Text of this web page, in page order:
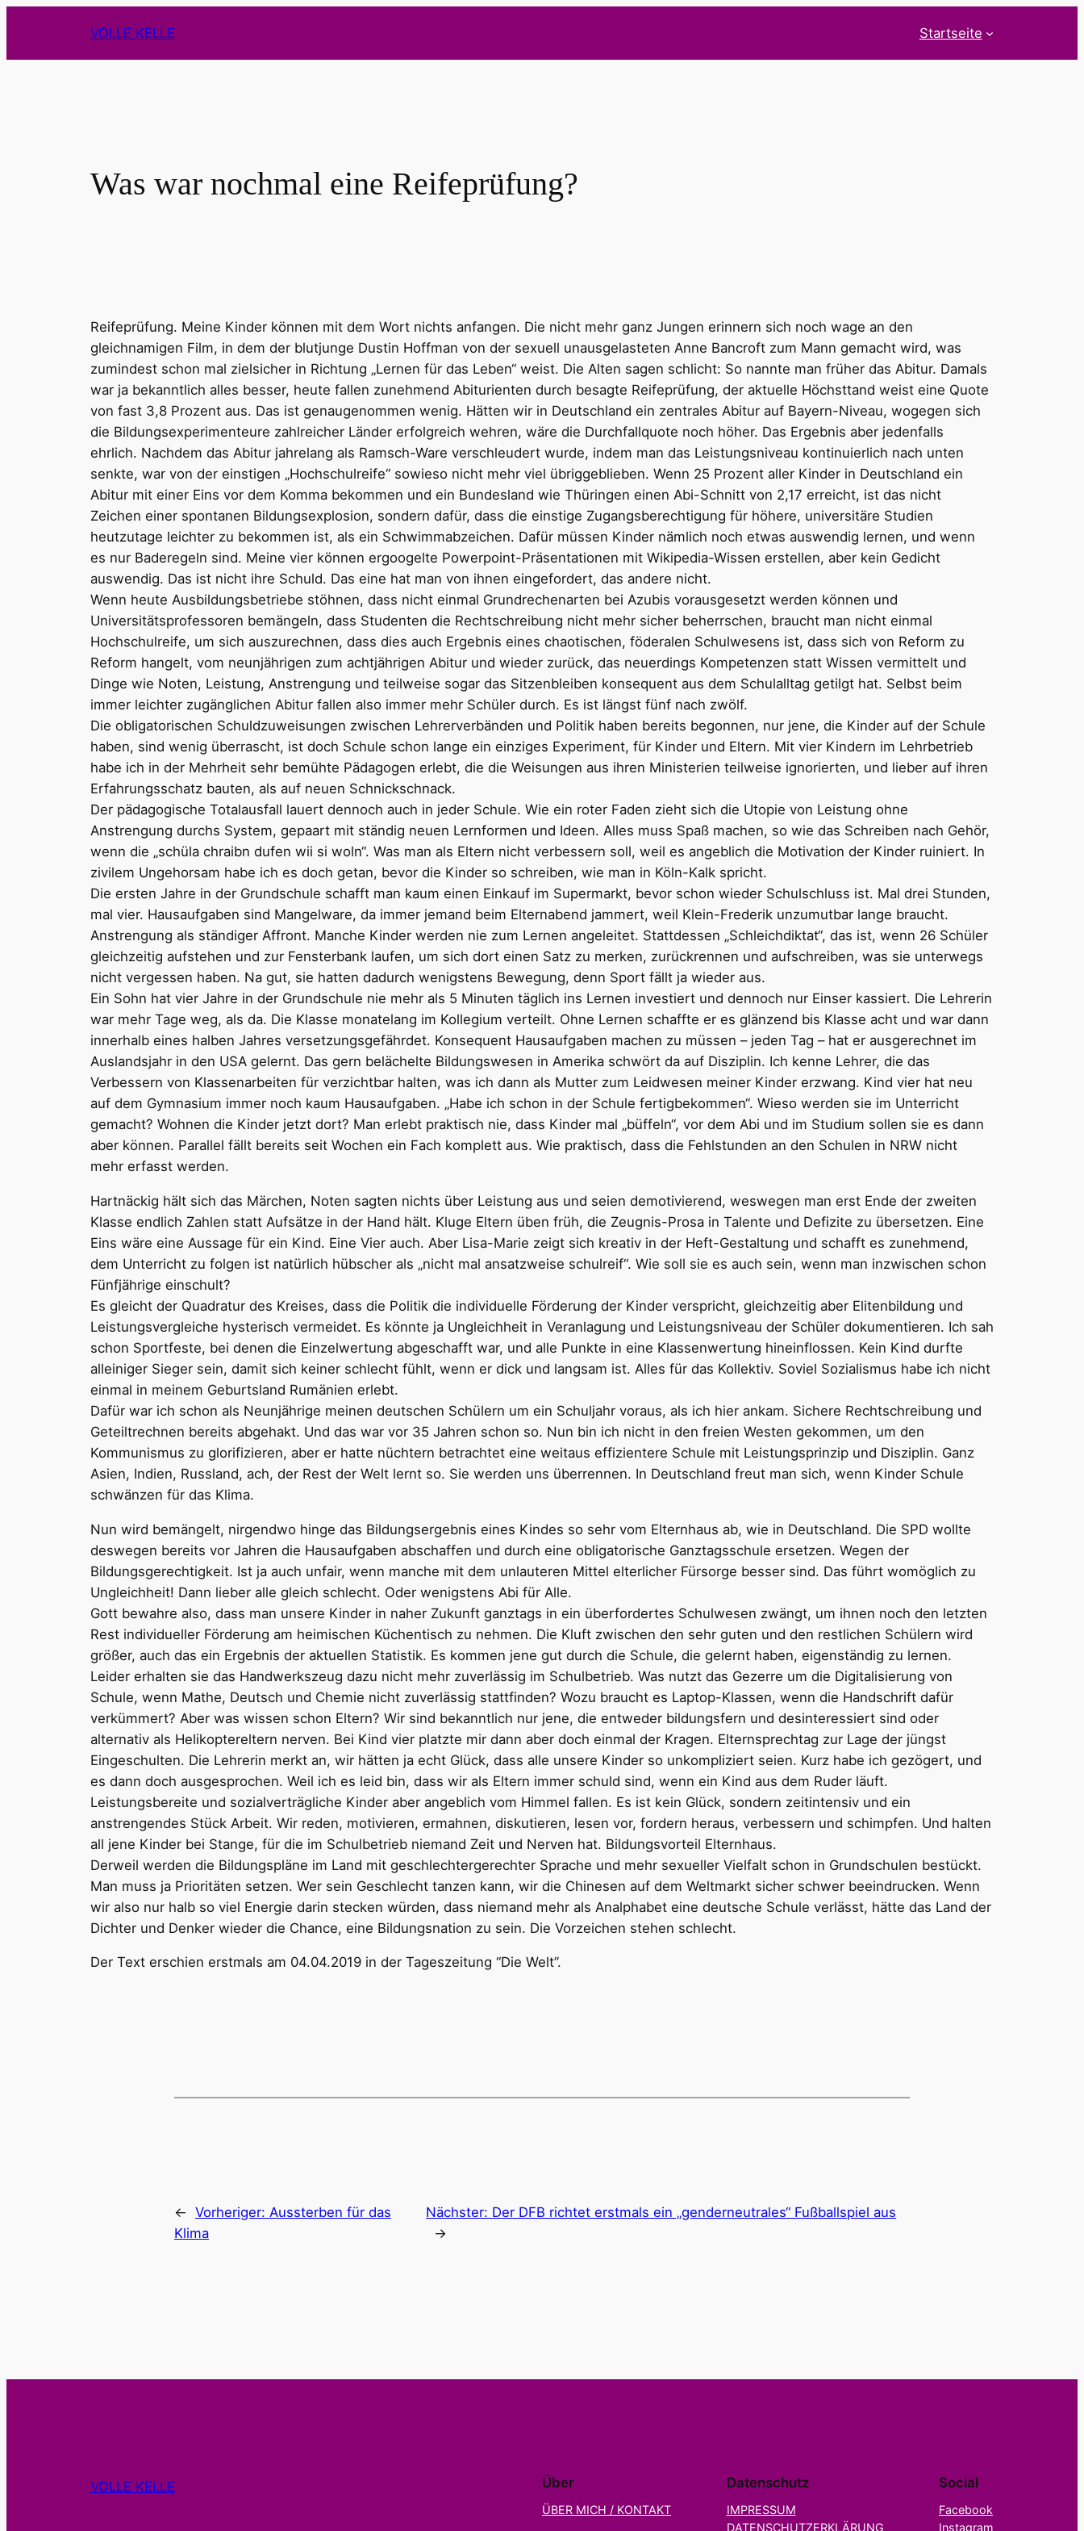
springen
VOLLE KELLE Startseite
Was war nochmal eine Reifeprüfung?
Reifeprüfung. Meine Kinder können mit dem Wort nichts anfangen. Die nicht mehr ganz Jungen erinnern sich noch wage an den
gleichnamigen Film, in dem der blutjunge Dustin Hoffman von der sexuell unausgelasteten Anne Bancroft zum Mann gemacht wird, was
zumindest schon mal zielsicher in Richtung „Lernen für das Leben“ weist. Die Alten sagen schlicht: So nannte man früher das Abitur. Damals
war ja bekanntlich alles besser, heute fallen zunehmend Abiturienten durch besagte Reifeprüfung, der aktuelle Höchsttand weist eine Quote
von fast 3,8 Prozent aus. Das ist genaugenommen wenig. Hätten wir in Deutschland ein zentrales Abitur auf Bayern-Niveau, wogegen sich
die Bildungsexperimenteure zahlreicher Länder erfolgreich wehren, wäre die Durchfallquote noch höher. Das Ergebnis aber jedenfalls
ehrlich. Nachdem das Abitur jahrelang als Ramsch-Ware verschleudert wurde, indem man das Leistungsniveau kontinuierlich nach unten
senkte, war von der einstigen „Hochschulreife“ sowieso nicht mehr viel übriggeblieben. Wenn 25 Prozent aller Kinder in Deutschland ein
Abitur mit einer Eins vor dem Komma bekommen und ein Bundesland wie Thüringen einen Abi-Schnitt von 2,17 erreicht, ist das nicht
Zeichen einer spontanen Bildungsexplosion, sondern dafür, dass die einstige Zugangsberechtigung für höhere, universitäre Studien
heutzutage leichter zu bekommen ist, als ein Schwimmabzeichen. Dafür müssen Kinder nämlich noch etwas auswendig lernen, und wenn
es nur Baderegeln sind. Meine vier können ergoogelte Powerpoint-Präsentationen mit Wikipedia-Wissen erstellen, aber kein Gedicht
auswendig. Das ist nicht ihre Schuld. Das eine hat man von ihnen eingefordert, das andere nicht.
Wenn heute Ausbildungsbetriebe stöhnen, dass nicht einmal Grundrechenarten bei Azubis vorausgesetzt werden können und
Universitätsprofessoren bemängeln, dass Studenten die Rechtschreibung nicht mehr sicher beherrschen, braucht man nicht einmal
Hochschulreife, um sich auszurechnen, dass dies auch Ergebnis eines chaotischen, föderalen Schulwesens ist, dass sich von Reform zu
Reform hangelt, vom neunjährigen zum achtjährigen Abitur und wieder zurück, das neuerdings Kompetenzen statt Wissen vermittelt und
Dinge wie Noten, Leistung, Anstrengung und teilweise sogar das Sitzenbleiben konsequent aus dem Schulalltag getilgt hat. Selbst beim
immer leichter zugänglichen Abitur fallen also immer mehr Schüler durch. Es ist längst fünf nach zwölf.
Die obligatorischen Schuldzuweisungen zwischen Lehrerverbänden und Politik haben bereits begonnen, nur jene, die Kinder auf der Schule
haben, sind wenig überrascht, ist doch Schule schon lange ein einziges Experiment, für Kinder und Eltern. Mit vier Kindern im Lehrbetrieb
habe ich in der Mehrheit sehr bemühte Pädagogen erlebt, die die Weisungen aus ihren Ministerien teilweise ignorierten, und lieber auf ihren
Erfahrungsschatz bauten, als auf neuen Schnickschnack.
Der pädagogische Totalausfall lauert dennoch auch in jeder Schule. Wie ein roter Faden zieht sich die Utopie von Leistung ohne
Anstrengung durchs System, gepaart mit ständig neuen Lernformen und Ideen. Alles muss Spaß machen, so wie das Schreiben nach Gehör,
wenn die „schüla chraibn dufen wii si woln“. Was man als Eltern nicht verbessern soll, weil es angeblich die Motivation der Kinder ruiniert. In
zivilem Ungehorsam habe ich es doch getan, bevor die Kinder so schreiben, wie man in Köln-Kalk spricht.
Die ersten Jahre in der Grundschule schafft man kaum einen Einkauf im Supermarkt, bevor schon wieder Schulschluss ist. Mal drei Stunden,
mal vier. Hausaufgaben sind Mangelware, da immer jemand beim Elternabend jammert, weil Klein-Frederik unzumutbar lange braucht.
Anstrengung als ständiger Affront. Manche Kinder werden nie zum Lernen angeleitet. Stattdessen „Schleichdiktat“, das ist, wenn 26 Schüler
gleichzeitig aufstehen und zur Fensterbank laufen, um sich dort einen Satz zu merken, zurückrennen und aufschreiben, was sie unterwegs
nicht vergessen haben. Na gut, sie hatten dadurch wenigstens Bewegung, denn Sport fällt ja wieder aus.
Ein Sohn hat vier Jahre in der Grundschule nie mehr als 5 Minuten täglich ins Lernen investiert und dennoch nur Einser kassiert. Die Lehrerin
war mehr Tage weg, als da. Die Klasse monatelang im Kollegium verteilt. Ohne Lernen schaffte er es glänzend bis Klasse acht und war dann
innerhalb eines halben Jahres versetzungsgefährdet. Konsequent Hausaufgaben machen zu müssen – jeden Tag – hat er ausgerechnet im
Auslandsjahr in den USA gelernt. Das gern belächelte Bildungswesen in Amerika schwört da auf Disziplin. Ich kenne Lehrer, die das
Verbessern von Klassenarbeiten für verzichtbar halten, was ich dann als Mutter zum Leidwesen meiner Kinder erzwang. Kind vier hat neu
auf dem Gymnasium immer noch kaum Hausaufgaben. „Habe ich schon in der Schule fertigbekommen“. Wieso werden sie im Unterricht
gemacht? Wohnen die Kinder jetzt dort? Man erlebt praktisch nie, dass Kinder mal „büffeln“, vor dem Abi und im Studium sollen sie es dann
aber können. Parallel fällt bereits seit Wochen ein Fach komplett aus. Wie praktisch, dass die Fehlstunden an den Schulen in NRW nicht
mehr erfasst werden.
Hartnäckig hält sich das Märchen, Noten sagten nichts über Leistung aus und seien demotivierend, weswegen man erst Ende der zweiten
Klasse endlich Zahlen statt Aufsätze in der Hand hält. Kluge Eltern üben früh, die Zeugnis-Prosa in Talente und Defizite zu übersetzen. Eine
Eins wäre eine Aussage für ein Kind. Eine Vier auch. Aber Lisa-Marie zeigt sich kreativ in der Heft-Gestaltung und schafft es zunehmend,
dem Unterricht zu folgen ist natürlich hübscher als „nicht mal ansatzweise schulreif“. Wie soll sie es auch sein, wenn man inzwischen schon
Fünfjährige einschult?
Es gleicht der Quadratur des Kreises, dass die Politik die individuelle Förderung der Kinder verspricht, gleichzeitig aber Elitenbildung und
Leistungsvergleiche hysterisch vermeidet. Es könnte ja Ungleichheit in Veranlagung und Leistungsniveau der Schüler dokumentieren. Ich sah
schon Sportfeste, bei denen die Einzelwertung abgeschafft war, und alle Punkte in eine Klassenwertung hineinflossen. Kein Kind durfte
alleiniger Sieger sein, damit sich keiner schlecht fühlt, wenn er dick und langsam ist. Alles für das Kollektiv. Soviel Sozialismus habe ich nicht
einmal in meinem Geburtsland Rumänien erlebt.
Dafür war ich schon als Neunjährige meinen deutschen Schülern um ein Schuljahr voraus, als ich hier ankam. Sichere Rechtschreibung und
Geteiltrechnen bereits abgehakt. Und das war vor 35 Jahren schon so. Nun bin ich nicht in den freien Westen gekommen, um den
Kommunismus zu glorifizieren, aber er hatte nüchtern betrachtet eine weitaus effizientere Schule mit Leistungsprinzip und Disziplin. Ganz
Asien, Indien, Russland, ach, der Rest der Welt lernt so. Sie werden uns überrennen. In Deutschland freut man sich, wenn Kinder Schule
schwänzen für das Klima.
Nun wird bemängelt, nirgendwo hinge das Bildungsergebnis eines Kindes so sehr vom Elternhaus ab, wie in Deutschland. Die SPD wollte
deswegen bereits vor Jahren die Hausaufgaben abschaffen und durch eine obligatorische Ganztagsschule ersetzen. Wegen der
Bildungsgerechtigkeit. Ist ja auch unfair, wenn manche mit dem unlauteren Mittel elterlicher Fürsorge besser sind. Das führt womöglich zu
Ungleichheit! Dann lieber alle gleich schlecht. Oder wenigstens Abi für Alle.
Gott bewahre also, dass man unsere Kinder in naher Zukunft ganztags in ein überfordertes Schulwesen zwängt, um ihnen noch den letzten
Rest individueller Förderung am heimischen Küchentisch zu nehmen. Die Kluft zwischen den sehr guten und den restlichen Schülern wird
größer, auch das ein Ergebnis der aktuellen Statistik. Es kommen jene gut durch die Schule, die gelernt haben, eigenständig zu lernen.
Leider erhalten sie das Handwerkszeug dazu nicht mehr zuverlässig im Schulbetrieb. Was nutzt das Gezerre um die Digitalisierung von
Schule, wenn Mathe, Deutsch und Chemie nicht zuverlässig stattfinden? Wozu braucht es Laptop-Klassen, wenn die Handschrift dafür
verkümmert? Aber was wissen schon Eltern? Wir sind bekanntlich nur jene, die entweder bildungsfern und desinteressiert sind oder
alternativ als Helikoptereltern nerven. Bei Kind vier platzte mir dann aber doch einmal der Kragen. Elternsprechtag zur Lage der jüngst
Eingeschulten. Die Lehrerin merkt an, wir hätten ja echt Glück, dass alle unsere Kinder so unkompliziert seien. Kurz habe ich gezögert, und
es dann doch ausgesprochen. Weil ich es leid bin, dass wir als Eltern immer schuld sind, wenn ein Kind aus dem Ruder läuft.
Leistungsbereite und sozialverträgliche Kinder aber angeblich vom Himmel fallen. Es ist kein Glück, sondern zeitintensiv und ein
anstrengendes Stück Arbeit. Wir reden, motivieren, ermahnen, diskutieren, lesen vor, fordern heraus, verbessern und schimpfen. Und halten
all jene Kinder bei Stange, für die im Schulbetrieb niemand Zeit und Nerven hat. Bildungsvorteil Elternhaus.
Derweil werden die Bildungspläne im Land mit geschlechtergerechter Sprache und mehr sexueller Vielfalt schon in Grundschulen bestückt.
Man muss ja Prioritäten setzen. Wer sein Geschlecht tanzen kann, wir die Chinesen auf dem Weltmarkt sicher schwer beeindrucken. Wenn
wir also nur halb so viel Energie darin stecken würden, dass niemand mehr als Analphabet eine deutsche Schule verlässt, hätte das Land der
Dichter und Denker wieder die Chance, eine Bildungsnation zu sein. Die Vorzeichen stehen schlecht.
Der Text erschien erstmals am 04.04.2019 in der Tageszeitung “Die Welt”.
← Vorheriger: Aussterben für das
Klima
Nächster: Der DFB richtet erstmals ein „genderneutrales“ Fußballspiel aus
→
VOLLE KELLE Über
ÜBER MICH / KONTAKT
Datenschutz
IMPRESSUM
DATENSCHUTZERKLÄRUNG
Social
Facebook
Instagram